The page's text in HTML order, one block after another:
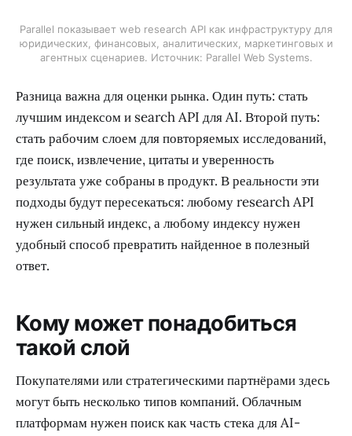
Parallel показывает web research API как инфраструктуру для
Разница важна для оценки рынка. Один путь: стать
лучшим индексом и search API для AI. Второй путь:
стать рабочим слоем для повторяемых исследований,
где поиск, извлечение, цитаты и уверенность
результата уже собраны в продукт. В реальности эти